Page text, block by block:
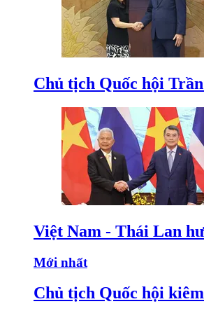
Chủ tịch Quốc hội
Việt Nam - Thái Lan
Mới nhất
Chủ tịch Quốc hội